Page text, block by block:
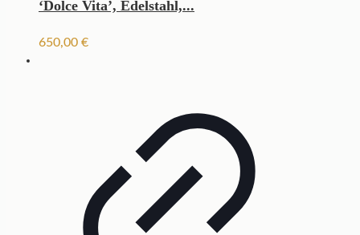
‘Dolce Vita’, Edelstahl,...
650,00 €